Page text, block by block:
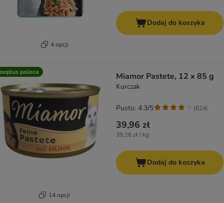
4 opcji
Dodaj do koszyka
poleca
14 opcji
Miamor Pastete, 12 x 85 g
Kurczak
39,96 zł
39,16 zł / kg
Pusto: 4.3/5 (824)
Dodaj do koszyka